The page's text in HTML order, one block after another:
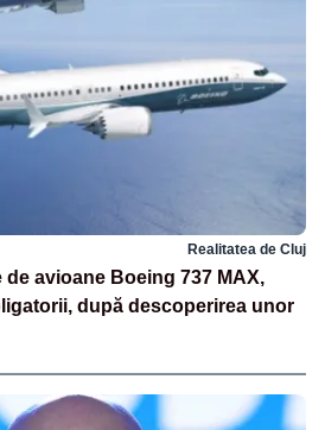
Realitatea de Cluj
avioane Boeing 737 MAX,
după descoperirea unor